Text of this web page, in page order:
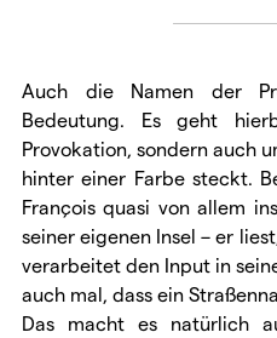
Auch die Namen der
Bedeutung. Es geht
Provokation, sondern auch
hinter einer Farbe steckt.
François quasi von allem
seiner eigenen Insel – er
verarbeitet den Input in
auch mal, dass ein
Das macht es natürlich